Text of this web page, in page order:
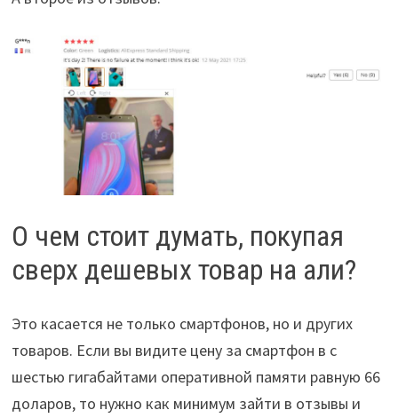
О чем стоит думать, покупая
сверх дешевых товар на али?
Это касается не только смартфонов, но и других
товаров. Если вы видите цену за смартфон в с
шестью гигабайтами оперативной памяти равную 66
доларов, то нужно как минимум зайти в отзывы и